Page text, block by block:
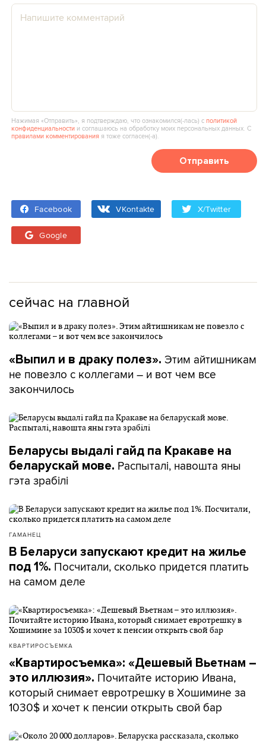
Нажимая «Отправить», я подтверждаю, что ознакомился(‑лась) сполитикой
конфиденциальности и соглашаюсь на обработку моих персональных данных. С
правилами комментирования я тоже согласен(‑а).
Отправить
Facebook VKontakte X/Twitter
Google
сейчас на главной
«Выпил и в драку полез». Этим айтишникам
не повезло с коллегами – и вот чем все
закончилось
Беларусы выдалі гайд па Кракаве на
беларускай мове. Распыталі, навошта яны
гэта зрабілі
ГАМАНЕЦ
В Беларуси запускают кредит на жилье
под 1%. Посчитали, сколько придется платить
на самом деле
КВАРТИРОСЪЕМКА
«Квартиросъемка»: «Дешевый Вьетнам –
это иллюзия». Почитайте историю Ивана,
который снимает евротрешку в Хошимине за
1030$ и хочет к пенсии открыть свой бар